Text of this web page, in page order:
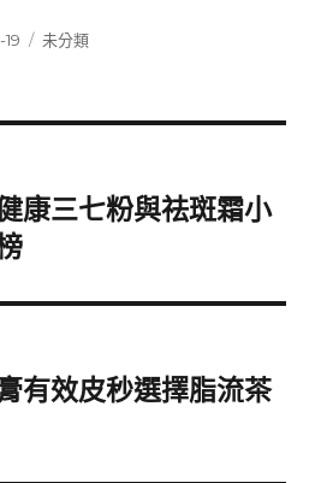
分
未分類
康三七粉與祛斑霜小
有效皮秒選擇脂流茶